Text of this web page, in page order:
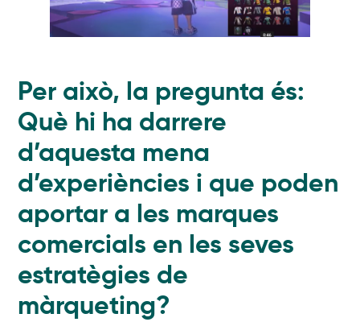
Per això, la pregunta és:
Què hi ha darrere
d’aquesta mena
d’experiències i que poden
aportar a les marques
comercials en les seves
estratègies de
màrqueting?